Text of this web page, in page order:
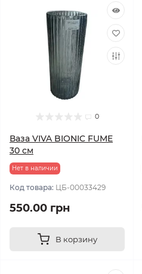
0
Ваза VIVA BIONIC FUME
30 см
Нет в наличии
Код товара: ЦБ-00033429
550.00 грн
В корзину